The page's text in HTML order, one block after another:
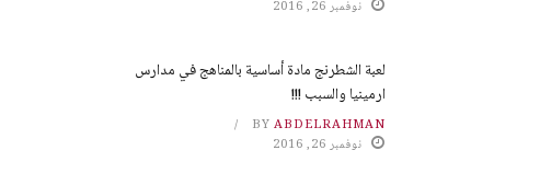
نوفمبر 26, 2016
لعبة الشطرنج مادة أساسية بالمناهج في مدارس
ارمينيا والسبب !!!
BY ABDELRAHMAN
نوفمبر 26, 2016